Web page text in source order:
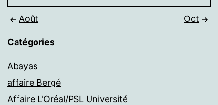
Août Oct
Catégories
Abayas
affaire Bergé
Affaire L'Oréal/PSL Université